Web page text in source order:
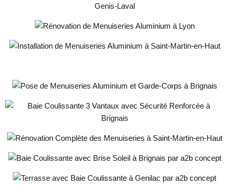
à Lyon
Saint-Martin-en-Haut
Garde-Corps à Brignais
Sécurité Renforcée à Dardilly
à Saint-Martin-en-Haut
Brignais
Genilac